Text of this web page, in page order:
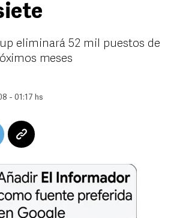
eliminará 52 mil puestos de
meses
- 01:17 hs